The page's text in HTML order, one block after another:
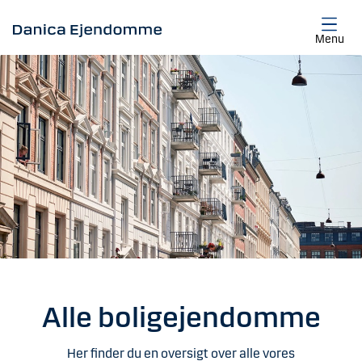
Menu
Alle boligejendomme
Her finder du en oversigt over alle vores